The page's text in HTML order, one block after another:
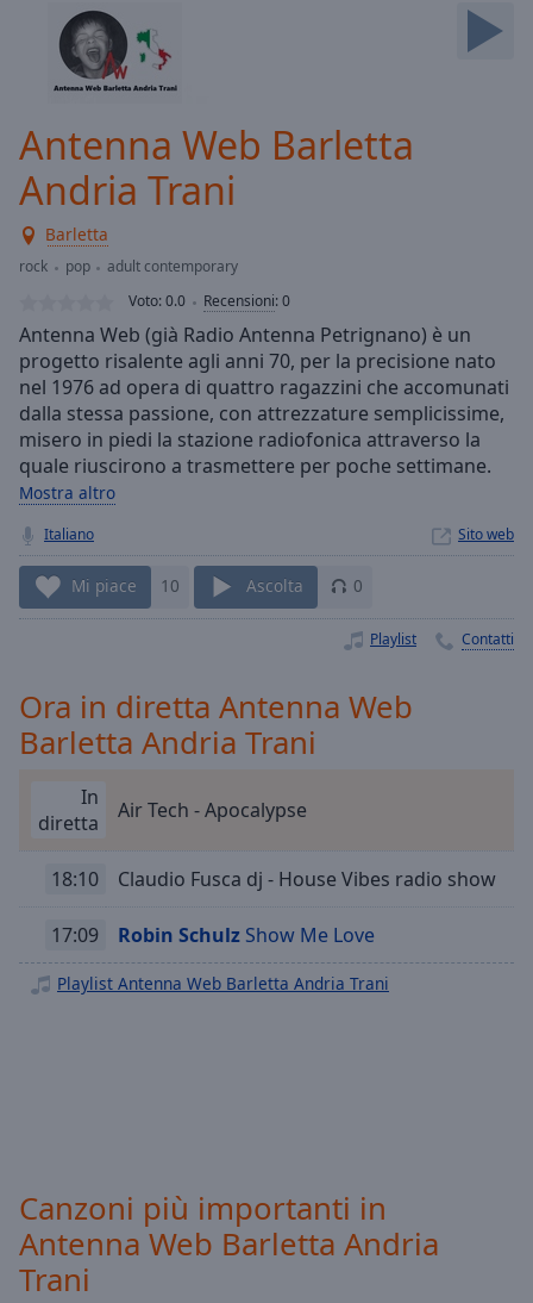
Forward
Current
Duration-:-
Loaded:
0.00%
Stream
Type LIVE
currently
behind
live
LIVE
Remaining
Time-
1x
Playback
Rate
Chapters
descriptions
off,
selected
Subtitles
subtitles
opens
subtitles
settings
Picture-
in-
Picture
This
Antenna Web Barletta
Andria Trani
Barletta
rock pop
adult contemporary
Voto:0.0 Recensioni:0
Antenna Web (già Radio Antenna Petrignano) è un
progetto risalente agli anni 70, per la precisione nato
nel 1976 ad opera di quattro ragazzini che accomunati
dalla stessa passione, con attrezzature semplicissime,
misero in piedi la stazione radiofonica attraverso la
quale riuscirono a trasmettere per poche settimane.
Mostra altro
Italiano Sito web
Mi piace 10 Ascolta 0
Playlist Contatti
Ora in diretta Antenna Web
Barletta Andria Trani
In
diretta
Air Tech - Apocalypse
18:10 Claudio Fusca dj - House Vibes radio show
17:09 Robin Schulz Show Me Love
Playlist Antenna Web Barletta Andria Trani
Canzoni più importanti in
Antenna Web Barletta Andria
Trani